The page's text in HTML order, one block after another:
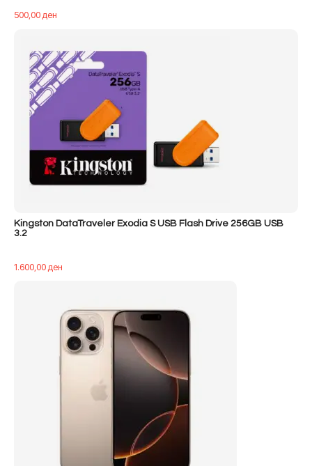
500,00ден
Kingston DataTraveler Exodia S USB Flash Drive 256GB USB
3.2
1.600,00ден